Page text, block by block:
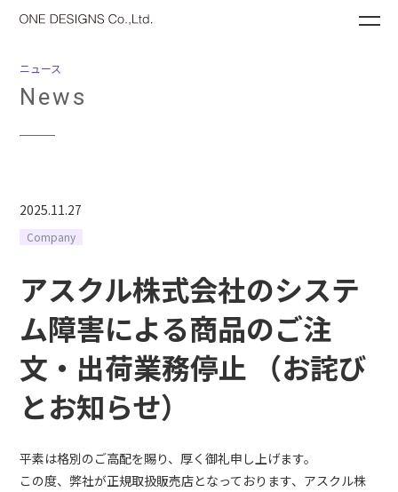
ニュース
News
2025.11.27
Company
アスクル株式会社のシステ
ム障害による商品のご注
文・出荷業務停止 （お詫び
とお知らせ）
平素は格別のご高配を賜り、厚く御礼申し上げます。
この度、弊社が正規取扱販売店となっております、アスクル株